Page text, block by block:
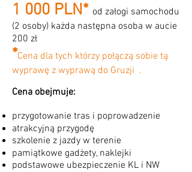
1 000 PLN* od załogi samochodu
(2 osoby) każda następna osoba w aucie
200 zł
*Cena dla tych którzy połączą sobie tą
wyprawę z wyprawą do Gruzji .
Cena obejmuje:
przygotowanie tras i poprowadzenie
atrakcyjną przygodę
szkolenie z jazdy w terenie
pamiątkowe gadżety, naklejki
podstawowe ubezpieczenie KL i NW